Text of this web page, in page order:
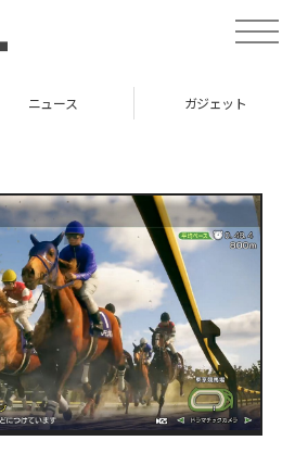
toggle
ニュース ガジェット